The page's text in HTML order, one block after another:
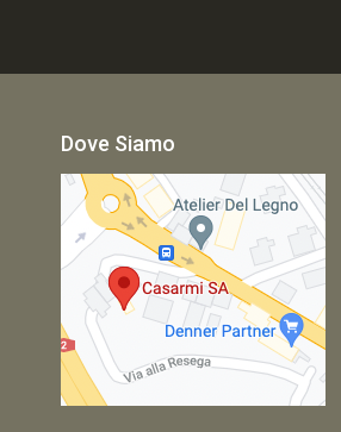
Dove Siamo